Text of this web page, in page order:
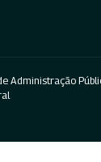
Administração